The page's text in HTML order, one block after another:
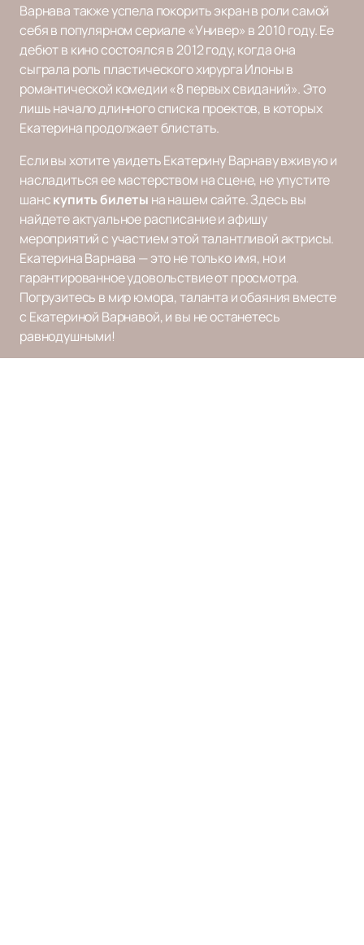
Варнава также успела покорить экран в роли самой
себя в популярном сериале «Универ» в 2010 году. Ее
дебют в кино состоялся в 2012 году, когда она
сыграла роль пластического хирурга Илоны в
романтической комедии «8 первых свиданий». Это
лишь начало длинного списка проектов, в которых
Екатерина продолжает блистать.
Если вы хотите увидеть Екатерину Варнаву вживую и
насладиться ее мастерством на сцене, не упустите
шанскупить билеты на нашем сайте. Здесь вы
найдете актуальное расписание и афишу
мероприятий с участием этой талантливой актрисы.
Екатерина Варнава — это не только имя, но и
гарантированное удовольствие от просмотра.
Погрузитесь в мир юмора, таланта и обаяния вместе
с Екатериной Варнавой, и вы не останетесь
равнодушными!